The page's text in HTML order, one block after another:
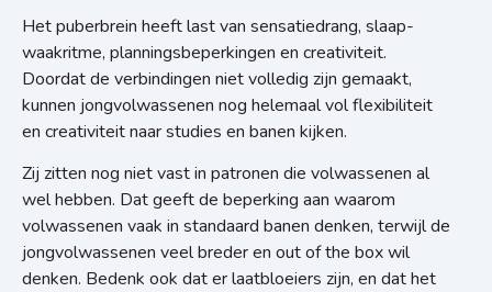
Het puberbrein heeft last van sensatiedrang, slaap-
waakritme, planningsbeperkingen en creativiteit.
Doordat de verbindingen niet volledig zijn gemaakt,
kunnen jongvolwassenen nog helemaal vol flexibiliteit
en creativiteit naar studies en banen kijken.
Zij zitten nog niet vast in patronen die volwassenen al
wel hebben. Dat geeft de beperking aan waarom
volwassenen vaak in standaard banen denken, terwijl de
jongvolwassenen veel breder en out of the box wil
denken. Bedenk ook dat er laatbloeiers zijn, en dat het